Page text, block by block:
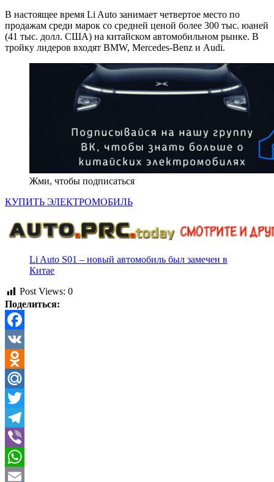
В настоящее время Li Auto занимает четвертое место по
продажам среди марок со средней ценой более 300 тыс. юаней
(41 тыс. долл. США) на китайском автомобильном рынке. В
тройку лидеров входят BMW, Mercedes-Benz и Audi.
Жми, чтобы подписаться
КУПИТЬ ЭЛЕКТРОМОБИЛЬ
Li Auto S01 – новый автомобиль был замечен в
Китае
Post Views: 0
Поделиться:
Facebook
VK
Odnoklassniki
Mail.Ru
Twitter
Telegram
Viber
WhatsApp